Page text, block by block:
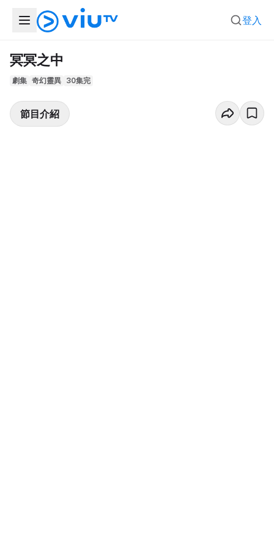
登入
冥冥之中
劇集 奇幻靈異 30集完
節目介紹